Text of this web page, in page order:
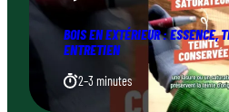
BOIS EN EXTÉRIEUR : ESSENCE,
ENTRETIEN
2–3 minutes